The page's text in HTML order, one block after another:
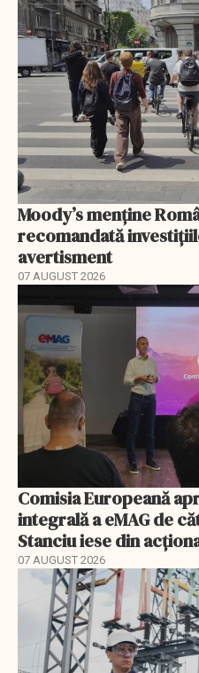
Moody’s menține
recomandată
avertisment
07 AUGUST 2026
Comisia Europeană
integrală a eMAG de
Stanciu iese din
07 AUGUST 2026